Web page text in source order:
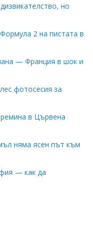
но
2 на пистата в
— Франция в шок и
фотосесия за
в Цървена
няма ясен път към
— как да